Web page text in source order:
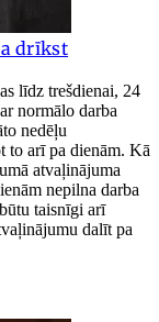
drīkst
līdz trešdienai, 24
normālo darba
nedēļu
to arī pa dienām. Kā
atvaļinājuma
nepilna darba
taisnīgi arī
dalīt pa